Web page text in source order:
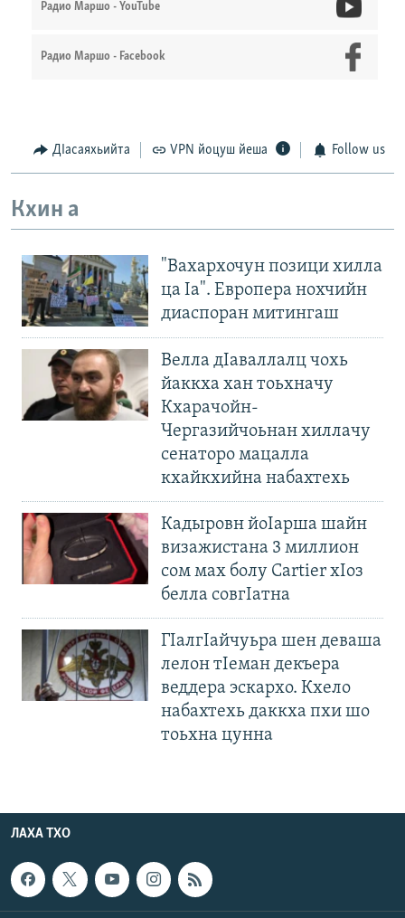
Радио Маршо - YouTube
Радио Маршо - Facebook
ДIасаяхьийта VPN йоцуш йеша Follow us
Кхин а
"Вахархочун позици хилла
ца Iа". Европера нохчийн
диаспоран митингаш
Велла дIаваллалц чохь
йаккха хан тоьхначу
Кхарачойн-
Чергазийчоьнан хиллачу
сенаторо мацалла
кхайкхийна набахтехь
Кадыровн йоIарша шайн
визажистана 3 миллион
сом мах болу Cartier хIоз
белла совгIатна
ГIалгIайчуьра шен деваша
лелон тIеман декъера
веддера эскархо. Кхело
набахтехь даккха пхи шо
тоьхна цунна
ЛАХА ТХО